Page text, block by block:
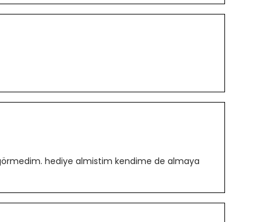
hediye almistim kendime de almaya